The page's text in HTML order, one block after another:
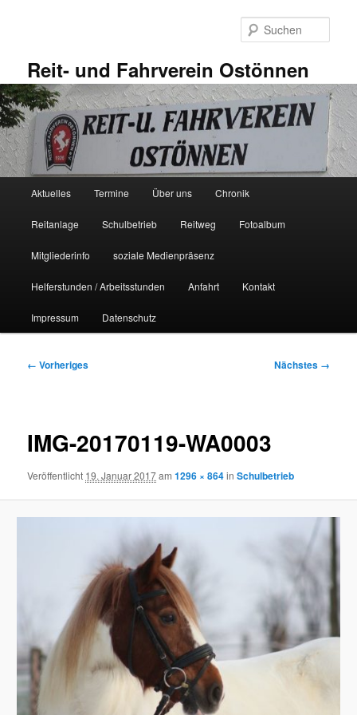
Reit- und Fahrverein Ostönnen
Aktuelles Termine Über uns Chronik
Reitanlage Schulbetrieb Reitweg Fotoalbum
Mitgliederinfo soziale Medienpräsenz
Helferstunden / Arbeitsstunden Anfahrt Kontakt
Impressum Datenschutz
Bilder-
← Vorheriges Nächstes →
IMG-20170119-WA0003
Veröffentlicht 19. Januar 2017am1296 × 864inSchulbetrieb